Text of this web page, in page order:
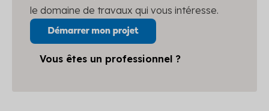
le domaine de travaux qui vous intéresse.
Vous êtes un professionnel ?